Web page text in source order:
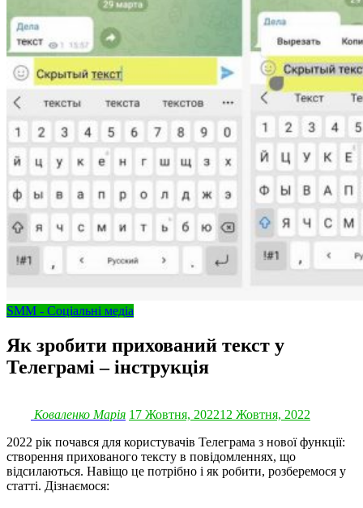
SMM - Соціальні медіа
Як зробити прихований текст у
Телеграмі – інструкція
Коваленко Марія 17 Жовтня, 202212 Жовтня, 2022
2022 рік почався для користувачів Телеграма з нової функції:
створення прихованого тексту в повідомленнях, що
відсилаються. Навіщо це потрібно і як робити, розберемося у
статті. Дізнаємося: